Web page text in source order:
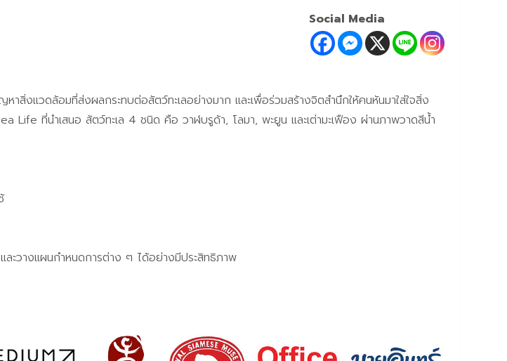
Social Media
แวดล้อมที่ส่งผลกระทบต่อสัตว์ทะเลอย่างมาก และเพื่อร่วมสร้างจิตสำนึกให้คนหันมาใส่ใจสิ่ง
ที่นำเสนอ สัตว์ทะเล 4 ชนิด คือ วาฬบรูด้า, โลมา, พะยูน และเต่ามะเฟือง ผ่านภาพวาดสีน้ำ
วางแผนกำหนดการต่าง ๆ ได้อย่างมีประสิทธิภาพ